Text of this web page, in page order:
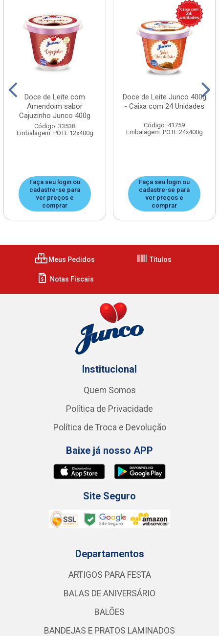
Doce de Leite com
Amendoim sabor
Cajuzinho Junco 400g
Código: 33538
Embalagem: POTE 12x400g
Faça seu login ou
cadastre-se para
ver preços e
comprar
Doce de Leite Junco 400g
- Caixa com 24 Unidades
Código: 41759
Embalagem: POTE 24x400g
Faça seu login ou
cadastre-se para
ver preços e
comprar
Meus Pedidos Títulos
Notas Fiscais
Institucional
Quem Somos
Política de Privacidade
Política de Troca e Devolução
Baixe já nosso APP
Site Seguro
Departamentos
ARTIGOS PARA FESTA
BALAS DE ANIVERSÁRIO
BALÕES
BANDEJAS E PRATOS LAMINADOS